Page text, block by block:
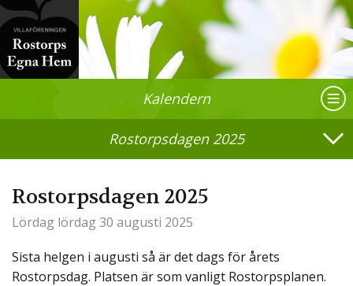
Kalendern
Rostorpsdagen 2025
Rostorpsdagen 2025
Lördag lördag 30 augusti 2025
Sista helgen i augusti så är det dags för årets
Rostorpsdag. Platsen är som vanligt Rostorpsplanen.